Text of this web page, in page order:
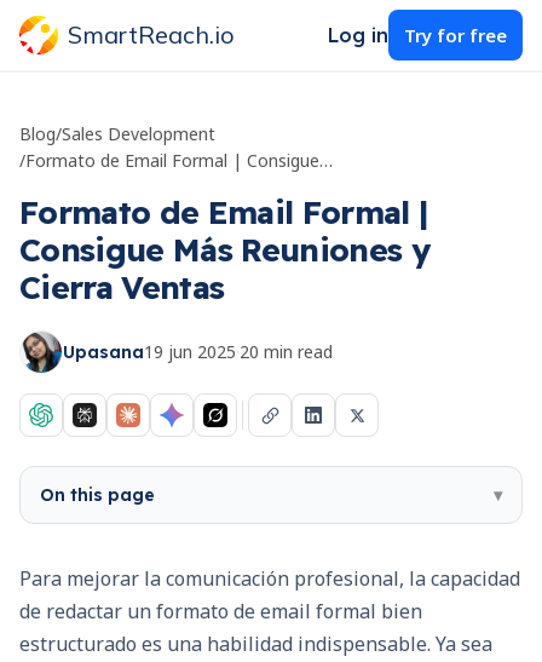
SmartReach.io Log in Try for free
Blog/Sales Development
/
Formato de Email Formal | Consigue Más Reuniones y Cierra Ventas
Formato de Email Formal |
Consigue Más Reuniones y
Cierra Ventas
Upasana19 jun 2025·20 min read
On this page ▾
Para mejorar la comunicación profesional, la capacidad
de redactar un formato de email formal bien
estructurado es una habilidad indispensable. Ya sea